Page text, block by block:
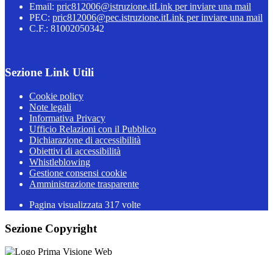
Email: pric812006@istruzione.itLink per inviare una mail
PEC: pric812006@pec.istruzione.itLink per inviare una mail
C.F.: 81002050342
Sezione Link Utili
Cookie policy
Note legali
Informativa Privacy
Ufficio Relazioni con il Pubblico
Dichiarazione di accessibilità
Obiettivi di accessibilità
Whistleblowing
Gestione consensi cookie
Amministrazione trasparente
Pagina visualizzata 317 volte
Sezione Copyright